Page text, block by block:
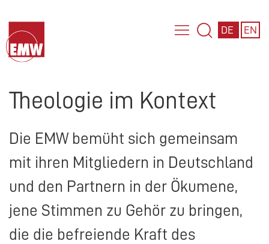
DE EN
Theologie im Kontext
Die EMW bemüht sich gemeinsam
mit ihren Mitgliedern in Deutschland
und den Partnern in der Ökumene,
jene Stimmen zu Gehör zu bringen,
die die befreiende Kraft des